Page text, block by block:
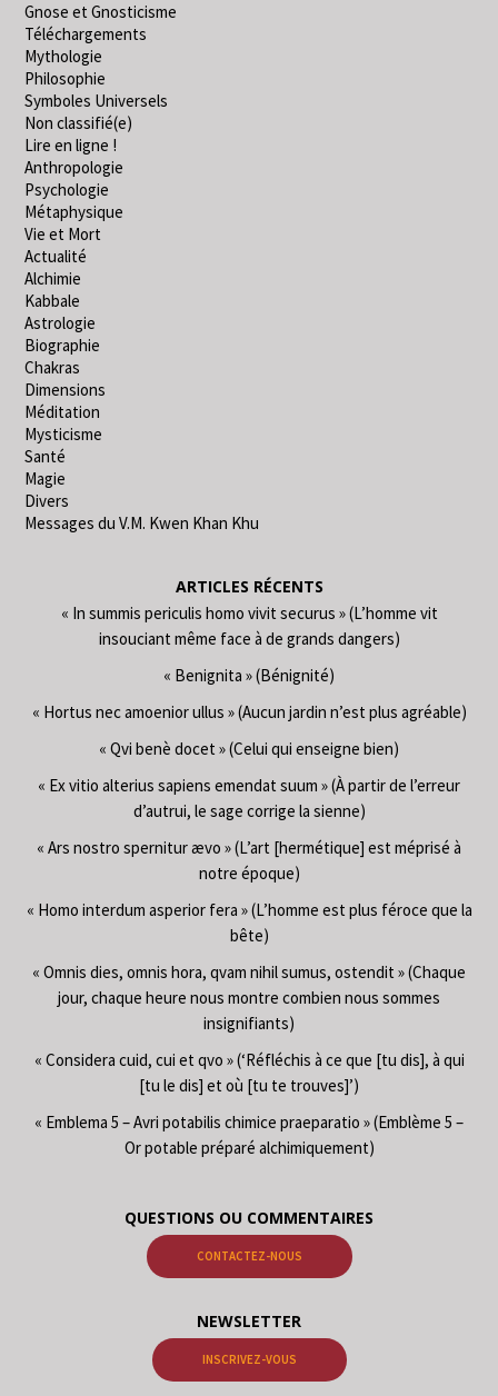
Gnose et Gnosticisme
Téléchargements
Mythologie
Philosophie
Symboles Universels
Non classifié(e)
Lire en ligne !
Anthropologie
Psychologie
Métaphysique
Vie et Mort
Actualité
Alchimie
Kabbale
Astrologie
Biographie
Chakras
Dimensions
Méditation
Mysticisme
Santé
Magie
Divers
Messages du V.M. Kwen Khan Khu
ARTICLES RÉCENTS
« In summis periculis homo vivit securus » (L’homme vit
insouciant même face à de grands dangers)
« Benignita » (Bénignité)
« Hortus nec amoenior ullus » (Aucun jardin n’est plus agréable)
« Qvi benè docet » (Celui qui enseigne bien)
« Ex vitio alterius sapiens emendat suum » (À partir de l’erreur
d’autrui, le sage corrige la sienne)
« Ars nostro spernitur ævo » (L’art [hermétique] est méprisé à
notre époque)
« Homo interdum asperior fera » (L’homme est plus féroce que la
bête)
« Omnis dies, omnis hora, qvam nihil sumus, ostendit » (Chaque
jour, chaque heure nous montre combien nous sommes
insignifiants)
« Considera cuid, cui et qvo » (‘Réfléchis à ce que [tu dis], à qui
[tu le dis] et où [tu te trouves]’)
« Emblema 5 – Avri potabilis chimice praeparatio » (Emblème 5 –
Or potable préparé alchimiquement)
QUESTIONS OU COMMENTAIRES
CONTACTEZ-NOUS
NEWSLETTER
INSCRIVEZ-VOUS